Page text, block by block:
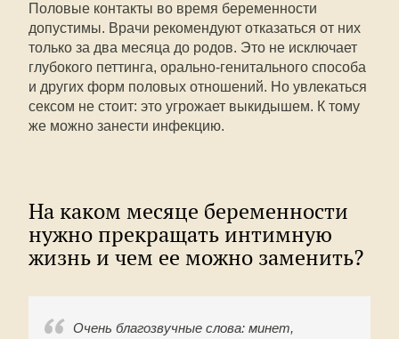
Половые контакты во время беременности
допустимы. Врачи рекомендуют отказаться от них
только за два месяца до родов. Это не исключает
глубокого петтинга, орально-генитального способа
и других форм половых отношений. Но увлекаться
сексом не стоит: это угрожает выкидышем. К тому
же можно занести инфекцию.
На каком месяце беременности
нужно прекращать интимную
жизнь и чем ее можно заменить?
Очень благозвучные слова: минет,